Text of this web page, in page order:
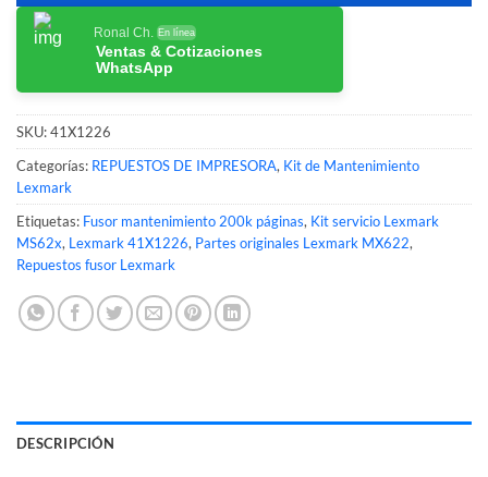
Ronal Ch. En línea
Ventas & Cotizaciones
WhatsApp
SKU:41X1226
Categorías: REPUESTOS DE IMPRESORA, Kit de Mantenimiento
Lexmark
Etiquetas: Fusor mantenimiento 200k páginas, Kit servicio Lexmark
MS62x, Lexmark 41X1226, Partes originales Lexmark MX622,
Repuestos fusor Lexmark
DESCRIPCIÓN